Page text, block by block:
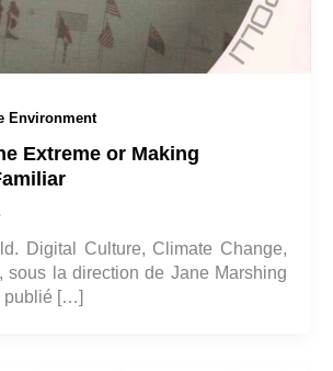
Environment
Extreme or Making
Digital Culture, Climate Change,
sous la direction de Jane Marshing
publié […]